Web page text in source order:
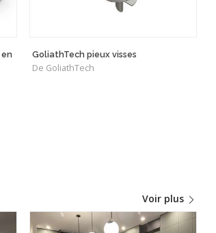
GoliathTech pieux visses
De GoliathTech
Voir plus